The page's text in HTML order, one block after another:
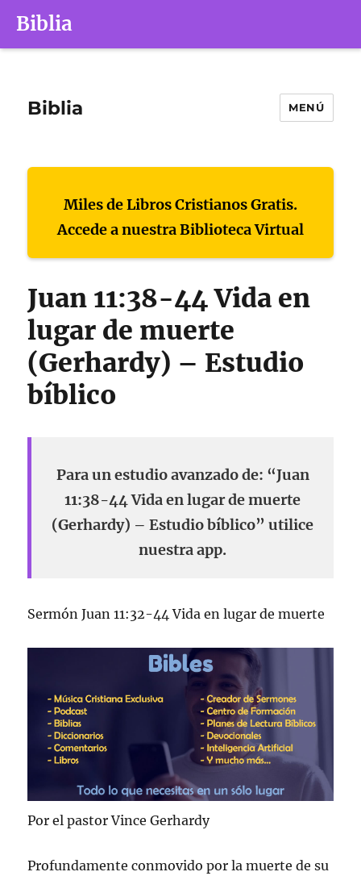
Biblia
Biblia MENÚ
Miles de Libros Cristianos Gratis.
Accede a nuestra Biblioteca Virtual
Juan 11:38-44 Vida en
lugar de muerte
(Gerhardy) – Estudio
bíblico
Para un estudio avanzado de: “Juan
11:38-44 Vida en lugar de muerte
(Gerhardy) – Estudio bíblico” utilice
nuestra app.
Sermón Juan 11:32-44 Vida en lugar de muerte
Por el pastor Vince Gerhardy
Profundamente conmovido por la muerte de su